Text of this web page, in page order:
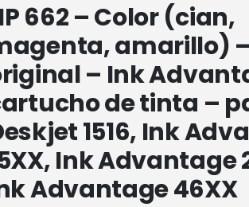
662 – Color (cian,
amarillo) –
– Ink
de tinta –
1516, Ink
Ink Advantage
Advantage 46XX